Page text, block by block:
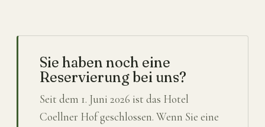
Sie haben noch eine
Reservierung bei uns?
Seit dem 1. Juni 2026 ist das Hotel
Coellner Hof geschlossen. Wenn Sie eine